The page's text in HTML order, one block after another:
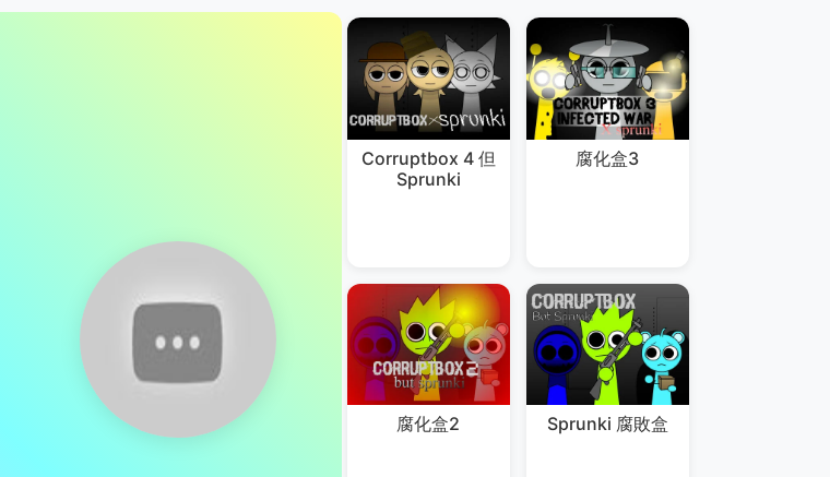
Corruptbox 4 但
Sprunki
腐化盒3
腐化盒2 Sprunki 腐敗盒